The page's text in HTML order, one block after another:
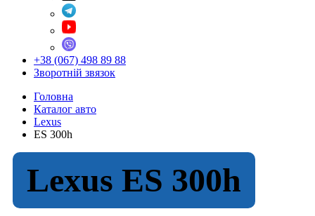
+38 (067) 498 89 88
Зворотній звязок
Головна
Каталог авто
Lexus
ES 300h
Lexus ES 300h